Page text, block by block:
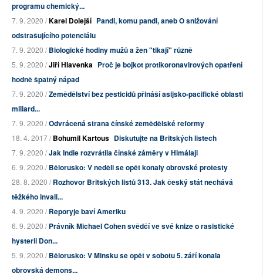
programu chemický...
7. 9. 2020 /Karel Dolejší Pandi, komu pandi, aneb O snižování
odstrašujícího potenciálu
7. 9. 2020 /Biologické hodiny mužů a žen "tikají" různě
5. 9. 2020 /Jiří Hlavenka Proč je bojkot protikoronavirových opatření
hodně špatný nápad
7. 9. 2020 /Zemědělství bez pesticidů přináší asijsko-pacifické oblasti
miliard...
7. 9. 2020 /Odvrácená strana čínské zemědělské reformy
18. 4. 2017 /Bohumil Kartous Diskutujte na Britských listech
7. 9. 2020 /Jak Indie rozvrátila čínské záměry v Himálaji
6. 9. 2020 /Bělorusko: V neděli se opět konaly obrovské protesty
28. 8. 2020 /Rozhovor Britských listů 313. Jak český stát nechává
těžkého invali...
4. 9. 2020 /Řeporyje baví Ameriku
6. 9. 2020 /Právník Michael Cohen svědčí ve své knize o rasistické
hysterii Don...
5. 9. 2020 /Bělorusko: V Minsku se opět v sobotu 5. září konala
obrovská demons...